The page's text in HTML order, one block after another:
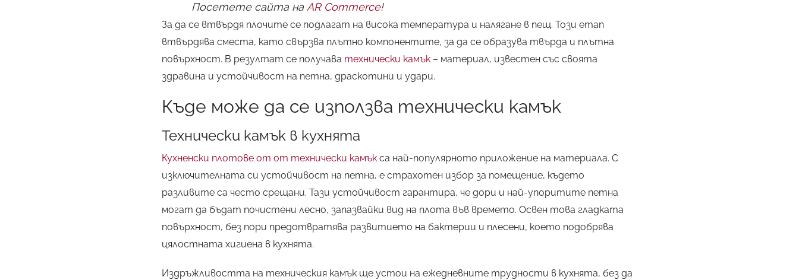
Посетете сайта на AR Commerce!
За да се втвърдя плочите се подлагат на висока температура и налягане в пещ. Този етап
втвърдява сместа, като свързва плътно компонентите, за да се образува твърда и плътна
повърхност. В резултат се получава технически камък – материал, известен със своята
здравина и устойчивост на петна, драскотини и удари.
Къде може да се използва технически камък
Технически камък в кухнята
Кухненски плотове от от технически камък са най-популярното приложение на материала. С
изключителната си устойчивост на петна, е страхотен избор за помещение, където
разливите са често срещани. Тази устойчивост гарантира, че дори и най-упоритите петна
могат да бъдат почистени лесно, запазвайки вид на плота във времето. Освен това гладката
повърхност, без пори предотвратява развитието на бактерии и плесени, което подобрява
цялостната хигиена в кухнята.
Издръжливостта на техническия камък ще устои на ежедневните трудности в кухнята, без да